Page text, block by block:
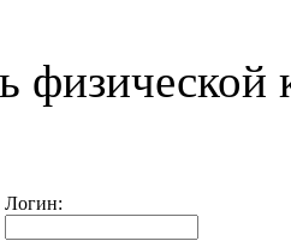
физической
Логин: